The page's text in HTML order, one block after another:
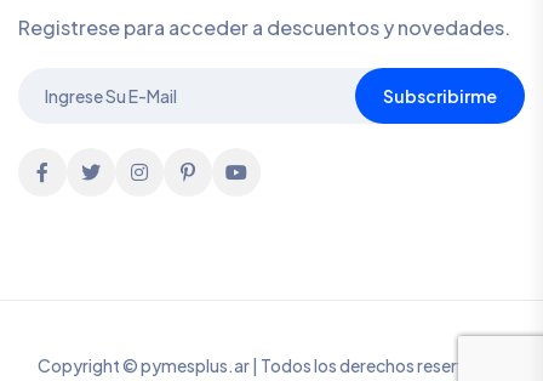
Registrese para acceder a descuentos y novedades.
Subscribirme
Copyright © pymesplus.ar | Todos los derechos reservados